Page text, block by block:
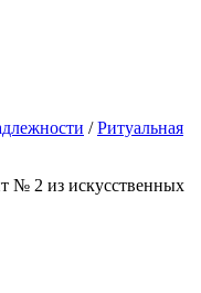
/ Ритуальная
№ 2 из искусственных